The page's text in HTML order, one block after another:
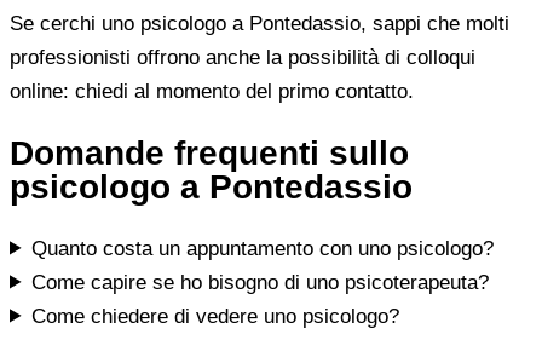
Se cerchi uno psicologo a Pontedassio, sappi che molti
professionisti offrono anche la possibilità di colloqui
online: chiedi al momento del primo contatto.
Domande frequenti sullo
psicologo a Pontedassio
Quanto costa un appuntamento con uno psicologo?
Come capire se ho bisogno di uno psicoterapeuta?
Come chiedere di vedere uno psicologo?